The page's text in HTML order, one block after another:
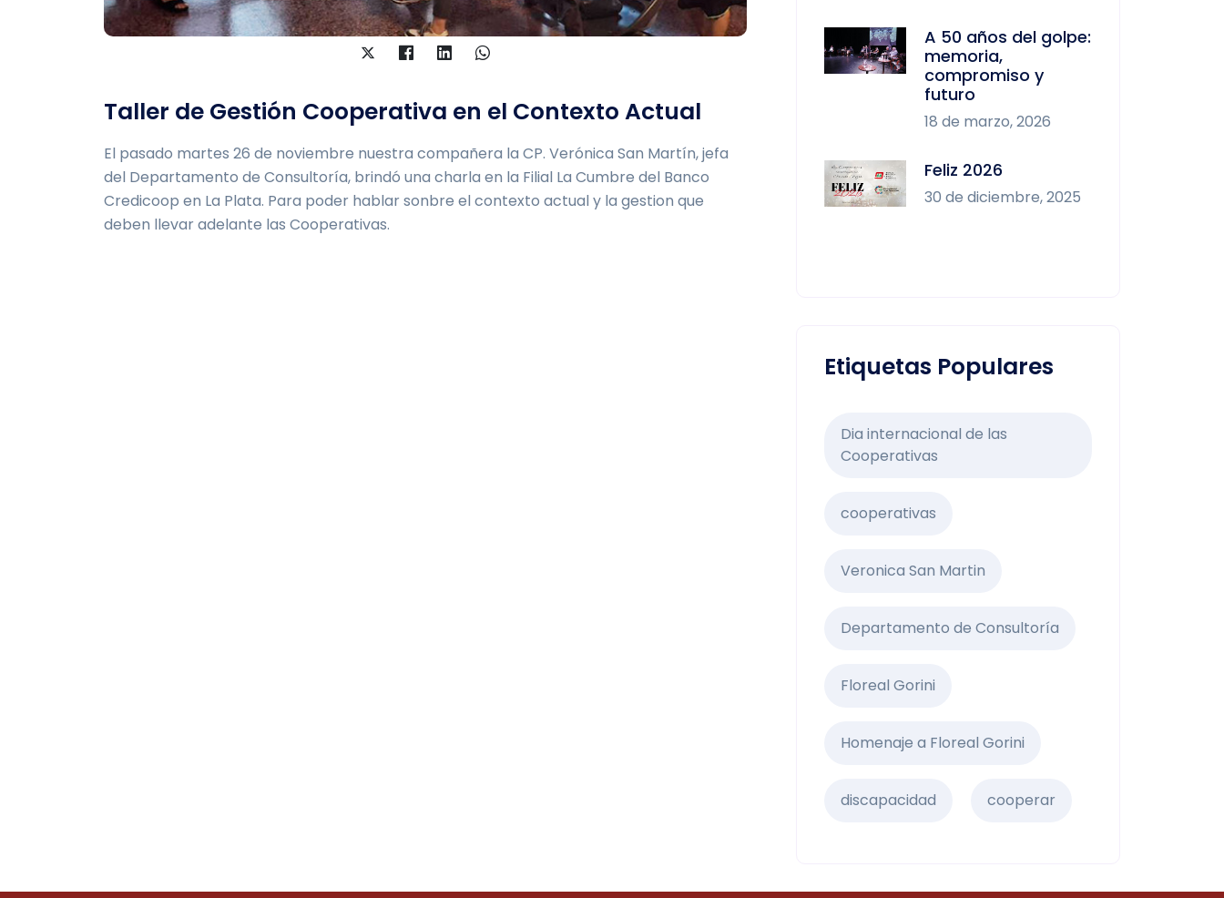
Taller de Gestión Cooperativa en el Contexto Actual
El pasado martes 26 de noviembre nuestra compañera la CP. Verónica San Martín, jefa
del Departamento de Consultoría, brindó una charla en la Filial La Cumbre del Banco
Credicoop en La Plata. Para poder hablar sonbre el contexto actual y la gestion que
deben llevar adelante las Cooperativas.
A 50 años del golpe:
memoria,
compromiso y
futuro
18 de marzo, 2026
Feliz 2026
30 de diciembre, 2025
Etiquetas Populares
Dia internacional de las
Cooperativas
cooperativas
Veronica San Martin
Departamento de Consultoría
Floreal Gorini
Homenaje a Floreal Gorini
discapacidad cooperar